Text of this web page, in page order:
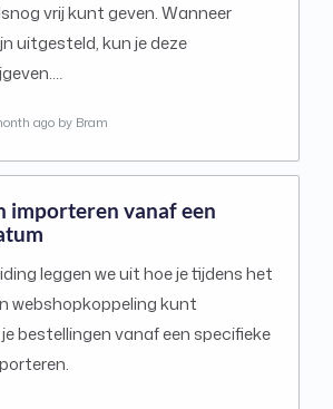
vrij kunt geven. Wanneer
uitgesteld, kun je deze
ago by Bram
importeren vanaf een
leggen we uit hoe je tijdens het
webshopkoppeling kunt
bestellingen vanaf een specifieke